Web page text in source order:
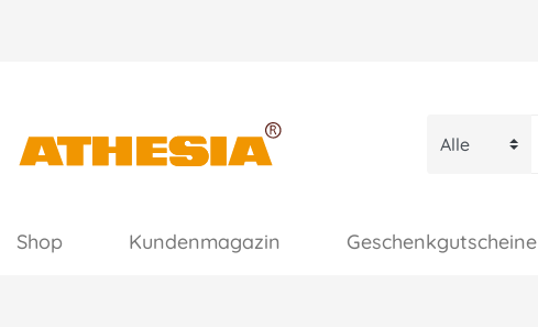
Shop Kundenmagazin Geschenkgutscheine